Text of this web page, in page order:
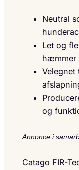
Neutral
Let og
hæmmer
Velegnet
og
Annonce i
Catago FIR-